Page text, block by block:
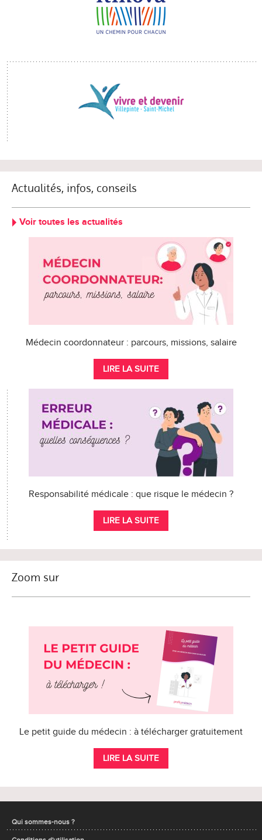
Actualités, infos, conseils
Voir toutes les actualités
Médecin coordonnateur : parcours, missions, salaire
LIRE LA SUITE
Responsabilité médicale : que risque le médecin ?
LIRE LA SUITE
Zoom sur
Le petit guide du médecin : à télécharger gratuitement
LIRE LA SUITE
Qui sommes-nous ?